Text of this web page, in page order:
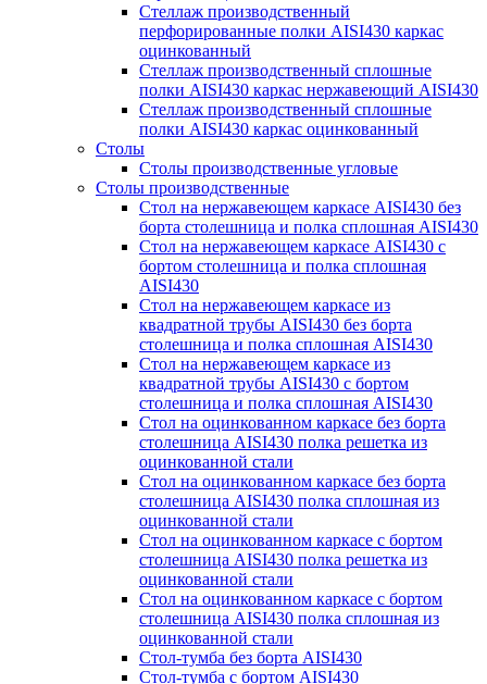
Стеллаж производственный
перфорированные полки AISI430 каркас
оцинкованный
Стеллаж производственный сплошные
полки AISI430 каркас нержавеющий AISI430
Стеллаж производственный сплошные
полки AISI430 каркас оцинкованный
Столы
Столы производственные угловые
Столы производственные
Стол на нержавеющем каркасе AISI430 без
борта столешница и полка сплошная AISI430
Стол на нержавеющем каркасе AISI430 с
бортом столешница и полка сплошная
AISI430
Стол на нержавеющем каркасе из
квадратной трубы AISI430 без борта
столешница и полка сплошная AISI430
Стол на нержавеющем каркасе из
квадратной трубы AISI430 с бортом
столешница и полка сплошная AISI430
Стол на оцинкованном каркасе без борта
столешница AISI430 полка решетка из
оцинкованной стали
Стол на оцинкованном каркасе без борта
столешница AISI430 полка сплошная из
оцинкованной стали
Стол на оцинкованном каркасе с бортом
столешница AISI430 полка решетка из
оцинкованной стали
Стол на оцинкованном каркасе с бортом
столешница AISI430 полка сплошная из
оцинкованной стали
Стол-тумба без борта AISI430
Стол-тумба с бортом AISI430